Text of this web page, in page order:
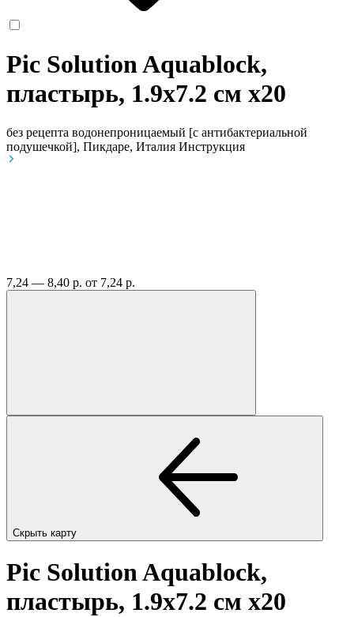
Pic Solution Aquablock,
пластырь, 1.9х7.2 см x20
без рецепта водонепроницаемый [с антибактериальной
подушечкой], Пикдаре, Италия Инструкция
7,24 — 8,40 р. от 7,24 р.
Скрыть карту
Pic Solution Aquablock,
пластырь, 1.9х7.2 см x20